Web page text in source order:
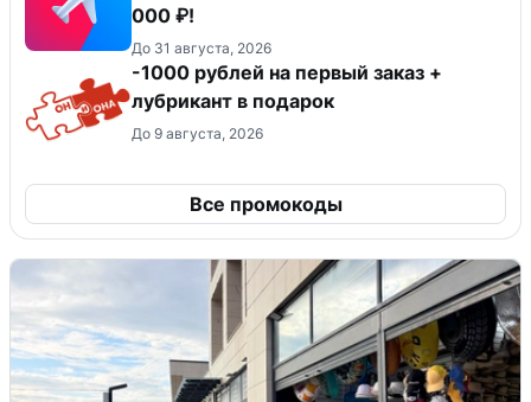
000 ₽!
До 31 августа, 2026
-1000 рублей на первый заказ +
лубрикант в подарок
До 9 августа, 2026
Все промокоды